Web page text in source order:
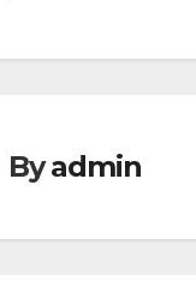
Byadmin